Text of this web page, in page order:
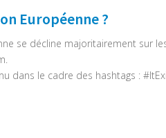
Européenne ?
se décline majoritairement sur
dans le cadre des hashtags :